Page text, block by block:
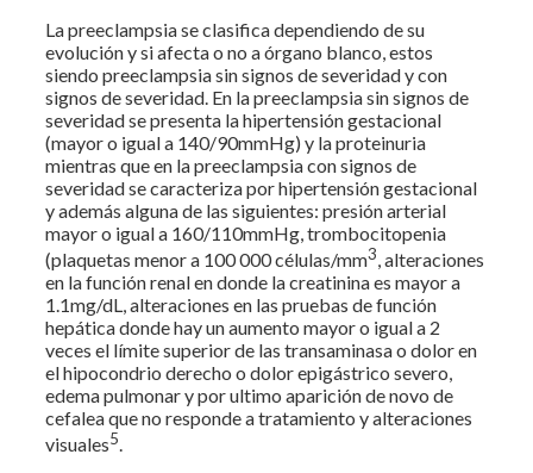
La preeclampsia se clasifica dependiendo de su
evolución y si afecta o no a órgano blanco, estos
siendo preeclampsia sin signos de severidad y con
signos de severidad. En la preeclampsia sin signos de
severidad se presenta la hipertensión gestacional
(mayor o igual a 140/90mmHg) y la proteinuria
mientras que en la preeclampsia con signos de
severidad se caracteriza por hipertensión gestacional
y además alguna de las siguientes: presión arterial
mayor o igual a 160/110mmHg, trombocitopenia
(plaquetas menor a 100 000 células/mm3, alteraciones
en la función renal en donde la creatinina es mayor a
1.1mg/dL, alteraciones en las pruebas de función
hepática donde hay un aumento mayor o igual a 2
veces el límite superior de las transaminasa o dolor en
el hipocondrio derecho o dolor epigástrico severo,
edema pulmonar y por ultimo aparición de novo de
cefalea que no responde a tratamiento y alteraciones
visuales5.